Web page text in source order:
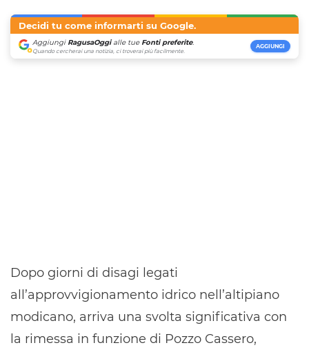
Decidi tu come informarti su Google.
Aggiungi RagusaOggialle tue Fonti preferite.
Quando cercherai una notizia, ci troverai più facilmente.
AGGIUNGI
Dopo giorni di disagi legati
all’approvvigionamento idrico nell’altipiano
modicano, arriva una svolta significativa con
la rimessa in funzione di Pozzo Cassero,